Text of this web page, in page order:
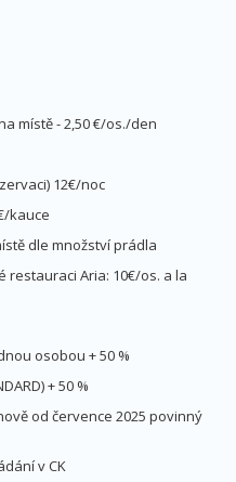
nocí)
polopenze
nocí)
polopenze
nocí)
místě - 2,50 €/os./den
12€/noc
kauce
dle množství prádla
Aria: 10€/os. a la
osobou + 50 %
+ 50 %
od července 2025 povinný
v CK